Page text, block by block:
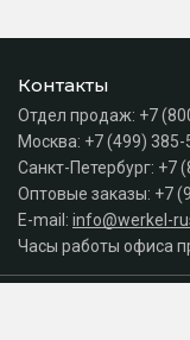
Контакты
Отдел продаж: +7
Москва: +7 (499) 385-
Санкт-Петербург: +7
Оптовые заказы: +7
E-mail: info@werkel-
Часы работы офиса